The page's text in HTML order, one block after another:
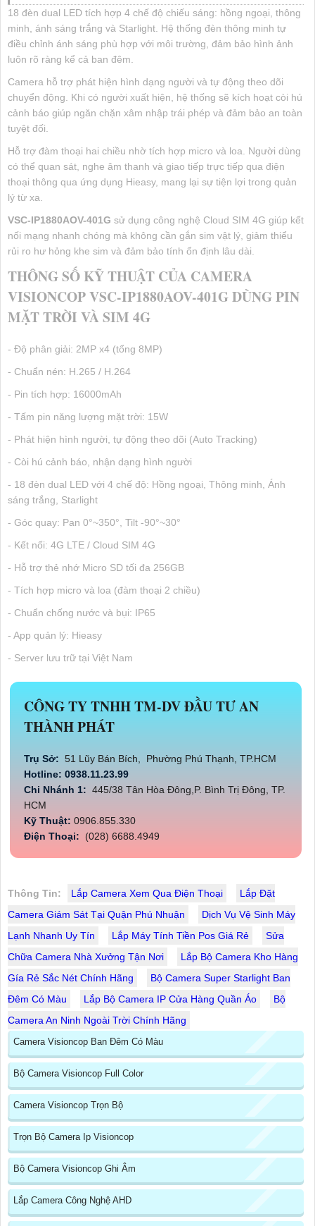
18 đèn dual LED tích hợp 4 chế độ chiếu sáng: hồng ngoại, thông
minh, ánh sáng trắng và Starlight. Hệ thống đèn thông minh tự
điều chỉnh ánh sáng phù hợp với môi trường, đảm bảo hình ảnh
luôn rõ ràng kể cả ban đêm.
Camera hỗ trợ phát hiện hình dạng người và tự động theo dõi
chuyển động. Khi có người xuất hiện, hệ thống sẽ kích hoạt còi hú
cảnh báo giúp ngăn chặn xâm nhập trái phép và đảm bảo an toàn
tuyệt đối.
Hỗ trợ đàm thoại hai chiều nhờ tích hợp micro và loa. Người dùng
có thể quan sát, nghe âm thanh và giao tiếp trực tiếp qua điện
thoại thông qua ứng dụng Hieasy, mang lại sự tiện lợi trong quản
lý từ xa.
VSC-IP1880AOV-401G sử dụng công nghệ Cloud SIM 4G giúp kết
nối mạng nhanh chóng mà không cần gắn sim vật lý, giảm thiểu
rủi ro hư hỏng khe sim và đảm bảo tính ổn định lâu dài.
THÔNG SỐ KỸ THUẬT CỦA CAMERA
VISIONCOP VSC-IP1880AOV-401G DÙNG PIN
MẶT TRỜI VÀ SIM 4G
- Độ phân giải: 2MP x4 (tổng 8MP)
- Chuẩn nén: H.265 / H.264
- Pin tích hợp: 16000mAh
- Tấm pin năng lượng mặt trời: 15W
- Phát hiện hình người, tự động theo dõi (Auto Tracking)
- Còi hú cảnh báo, nhận dạng hình người
- 18 đèn dual LED với 4 chế độ: Hồng ngoại, Thông minh, Ánh
sáng trắng, Starlight
- Góc quay: Pan 0°~350°, Tilt -90°~30°
- Kết nối: 4G LTE / Cloud SIM 4G
- Hỗ trợ thẻ nhớ Micro SD tối đa 256GB
- Tích hợp micro và loa (đàm thoại 2 chiều)
- Chuẩn chống nước và bụi: IP65
- App quản lý: Hieasy
- Server lưu trữ tại Việt Nam
CÔNG TY TNHH TM-DV ĐẦU TƯ AN
THÀNH PHÁT
Trụ Sở: 51 Lũy Bán Bích, Phường Phú Thạnh, TP.HCM
Hotline: 0938.11.23.99
Chi Nhánh 1: 445/38 Tân Hòa Đông,P. Bình Trị Đông, TP.
HCM
Kỹ Thuật: 0906.855.330
Điện Thoại: (028) 6688.4949
Thông Tin: Lắp Camera Xem Qua Điện Thoại
Lắp Đặt
Camera Giám Sát Tại Quận Phú Nhuận
Dịch Vụ Vệ Sinh Máy
Lạnh Nhanh Uy Tín
Lắp Máy Tính Tiền Pos Giá Rẻ
Sửa
Chữa Camera Nhà Xưởng Tận Nơi
Lắp Bộ Camera Kho Hàng
Gía Rẻ Sắc Nét Chính Hãng
Bộ Camera Super Starlight Ban
Đêm Có Màu
Lắp Bộ Camera IP Cửa Hàng Quần Áo
Bộ
Camera An Ninh Ngoài Trời Chính Hãng
Camera Visioncop Ban Đêm Có Màu
Bộ Camera Visioncop Full Color
Camera Visioncop Trọn Bộ
Trọn Bộ Camera Ip Visioncop
Bộ Camera Visioncop Ghi Âm
Lắp Camera Công Nghệ AHD